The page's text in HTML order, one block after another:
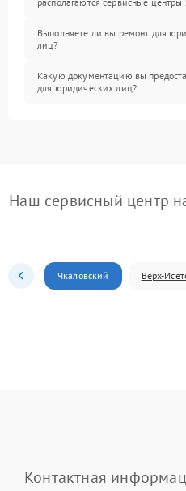
Выполняете ли вы ремонт для
лиц?
Какую документацию вы
для юридических лиц?
Наш сервисный центр
Чкаловский Верх-
Контактная